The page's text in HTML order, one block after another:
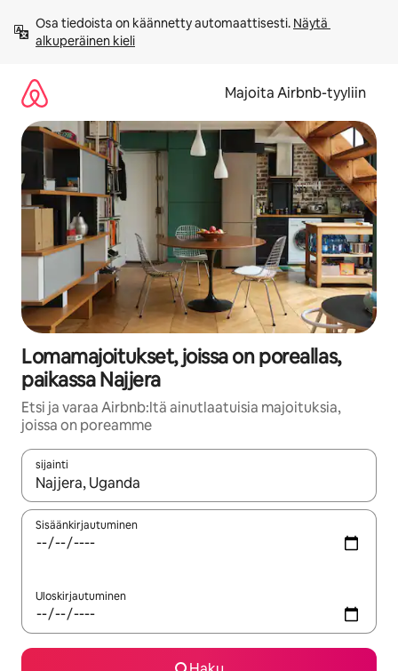
sisältö
väliin
Osa tiedoista on käännetty automaattisesti. Näytä
alkuperäinen kieli
Majoita Airbnb-tyyliin
Lomamajoitukset, joissa on poreallas,
paikassa Najjera
Etsi ja varaa Airbnb:ltä ainutlaatuisia majoituksia,
joissa on poreamme
sijainti
Kun tulokset ovat saatavilla, navigoi ylös- ja alas-
Sisäänkirjautuminen
Uloskirjautuminen